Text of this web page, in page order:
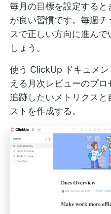
毎月の目標を設定する
が良い習慣です。毎週
スで正しい方向に進んで
しょう。
使う ClickUp ドキュメン
える月次レビューのプロ
追跡したいメトリクスと
ストを作成する。